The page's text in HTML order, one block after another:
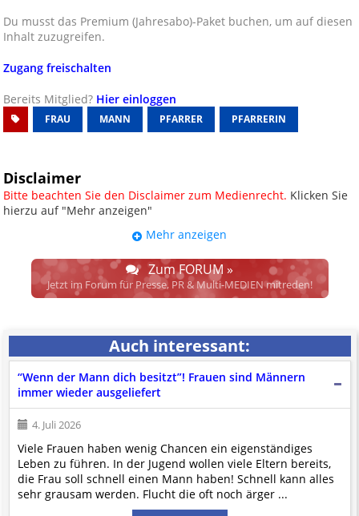
Du musst das Premium (Jahresabo)-Paket buchen, um auf diesen
Inhalt zuzugreifen.
Zugang freischalten
Bereits Mitglied? Hier einloggen
FRAU MANN PFARRER PFARRERIN
Disclaimer
Bitte beachten Sie den Disclaimer zum Medienrecht. Klicken Sie
hierzu auf "Mehr anzeigen"
UPDATE: § 17 ECG seit 16.02.2024
weggefallen.
Wir lassen den Disclaimertext dennoch so stehen, bis sich die
Justiz im klaren ist, wodurch dieser und etliche weitere, damit
Spielraum für das sog. "Richterrecht", welches alleine aufgrund
schwammiger Gesetze gewisse Parteien bevorzugen kann.
Wir verweisen hiermit auf denAusschluss der Verantwortlichkeit bei
und betonen ausdrücklich, dass wir die im Abs. 1 des § 17 ECG
genannte Überprüfung etwaiger Rechtswidrigkeit im verlinkten Inhalt
nicht immer gewährleisten können.
Die Betreiber und die Autoren dieser Website sind weder Juristen, noch
beschäftigen sie solche, dürfen und können daher keine
Rechtsgutachten über externen Contenterstellen.
Der Pflicht gem. Abs. 2, § 17 ECG kommen wir erst nach Einlangen
Hinweise der Justizbehörden nach. Dennoch beachten
Mehr anzeigen
Zum FORUM »
Jetzt im Forum für Presse, PR & Multi-MEDIEN mitreden!
Auch interessant:
“Wenn der Mann dich besitzt”! Frauen sind Männern
immer wieder ausgeliefert
4. Juli 2026
Viele Frauen haben wenig Chancen ein eigenständiges
Leben zu führen. In der Jugend wollen viele Eltern bereits,
die Frau soll schnell einen Mann haben! Schnell kann alles
sehr grausam werden. Flucht die oft noch ärger ...